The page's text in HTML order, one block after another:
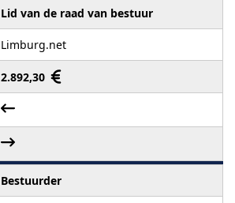
Lid van de raad van bestuur
Limburg.net
2.892,30
Bestuurder